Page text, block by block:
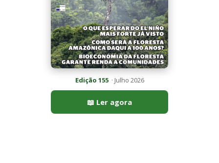
Mais lidas da semana